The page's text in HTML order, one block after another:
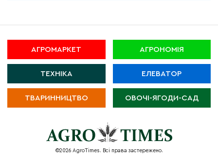
АГРОМАРКЕТ АГРОНОМІЯ
ТЕХНІКА ЕЛЕВАТОР
ТВАРИННИЦТВО ОВОЧІ-ЯГОДИ-САД
©2026 AgroTimes. Всі права застережено.